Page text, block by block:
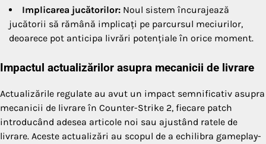
Implicarea jucătorilor: Noul sistem încurajează
jucătorii să rămână implicați pe parcursul meciurilor,
deoarece pot anticipa livrări potențiale în orice moment.
Impactul actualizărilor asupra mecanicii de livrare
Actualizările regulate au avut un impact semnificativ asupra
mecanicii de livrare în Counter-Strike 2, fiecare patch
introducând adesea articole noi sau ajustând ratele de
livrare. Aceste actualizări au scopul de a echilibra gameplay-